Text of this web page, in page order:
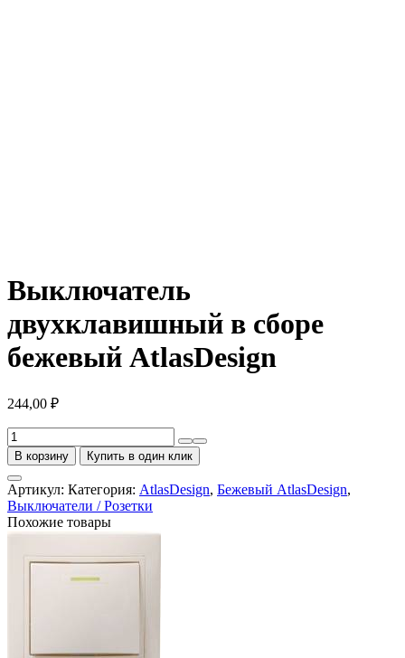
Выключатель
двухклавишный в сборе
бежевый AtlasDesign
244,00 ₽
Количество
товара
Выключатель
двухклавишный
в
сборе
бежевый
В корзину Купить в один клик
Артикул: Категория: AtlasDesign, Бежевый AtlasDesign,
Выключатели / Розетки
Похожие товары